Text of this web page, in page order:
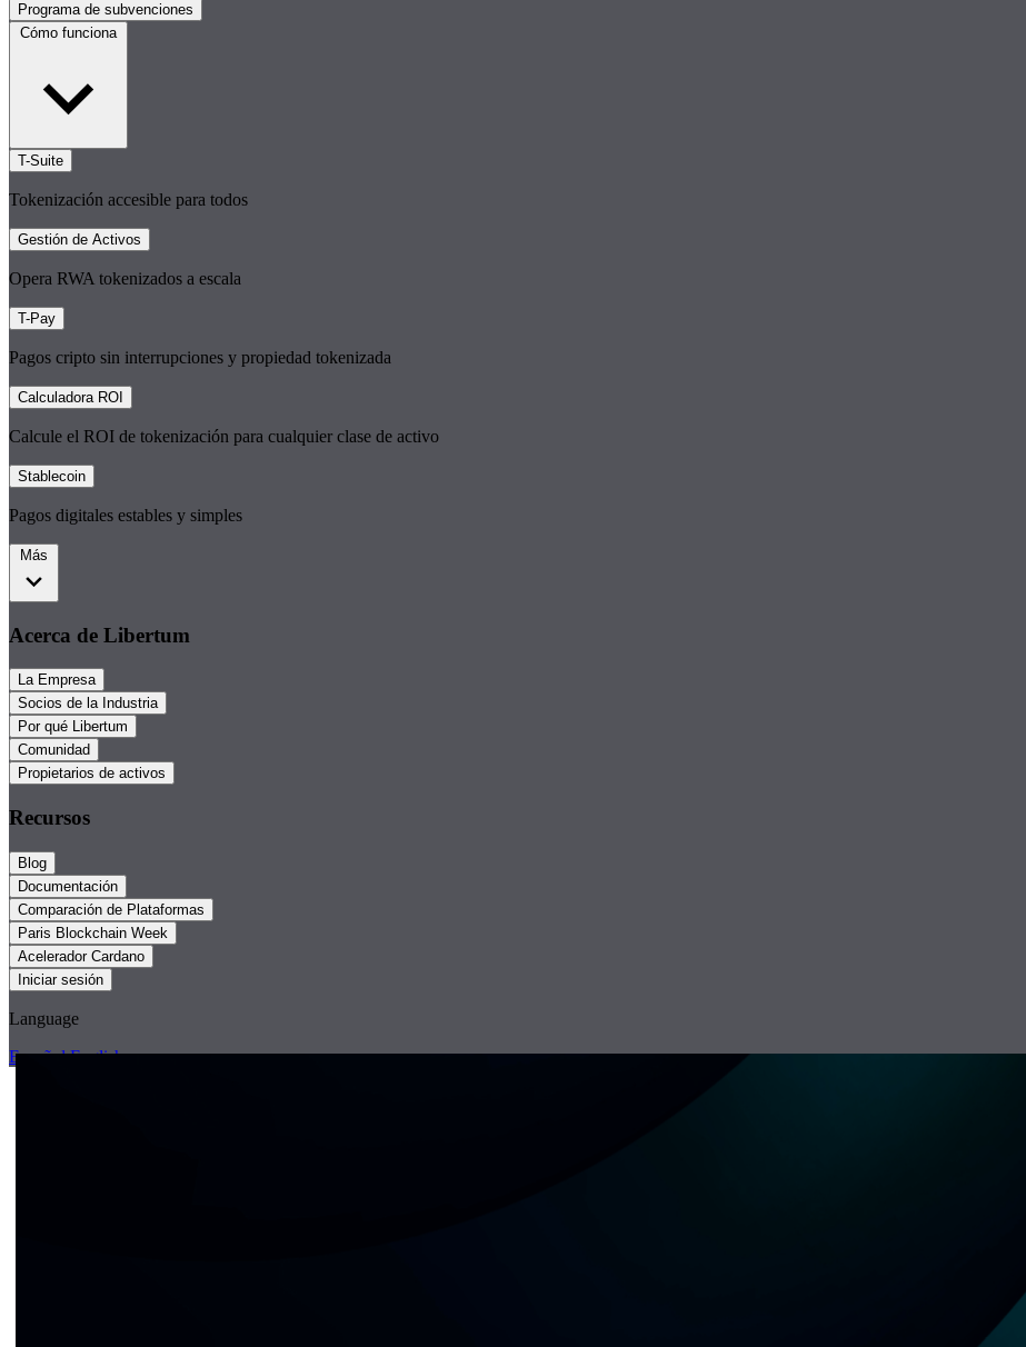
Programa de subvenciones
Cómo funciona
T-Suite
Tokenización accesible para todos
Gestión de Activos
Opera RWA tokenizados a escala
T-Pay
Pagos cripto sin interrupciones y propiedad tokenizada
Calculadora ROI
Calcule el ROI de tokenización para cualquier clase de activo
Stablecoin
Pagos digitales estables y simples
Más
Acerca de Libertum
La Empresa
Socios de la Industria
Por qué Libertum
Comunidad
Propietarios de activos
Recursos
Blog
Documentación
Comparación de Plataformas
Paris Blockchain Week
Acelerador Cardano
Iniciar sesión
Language
Español English